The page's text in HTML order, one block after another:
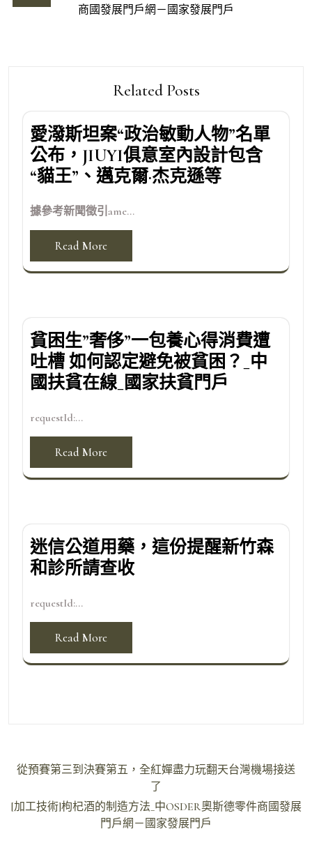
商國發展門戶網－國家發展門戶
Related Posts
愛潑斯坦案“政治敏動人物”名單
公布，JIUYI俱意室內設計包含
“貓王”、邁克爾·杰克遜等
據參考新聞徵引ame...
Read More
貧困生”奢侈”一包養心得消費遭
吐槽 如何認定避免被貧困？_中
國扶貧在線_國家扶貧門戶
requestId:...
Read More
迷信公道用藥，這份提醒新竹森
和診所請查收
requestId:...
Read More
文
導
從預賽第三到決賽第五，全紅嬋盡力玩翻天台灣機場接送
了
[加工技術]枸杞酒的制造方法_中OSDER奧斯德零件商國發展
門戶網－國家發展門戶